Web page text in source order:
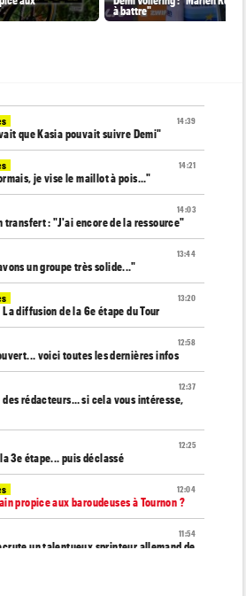
à battre"
14:39
que Kasia pouvait suivre Demi"
14:21
je vise le maillot à pois..."
14:03
transfert : "J'ai encore de la ressource"
13:44
un groupe très solide..."
13:20
diffusion de la 6e étape du Tour
12:58
voici toutes les dernières infos
12:37
rédacteurs… si cela vous intéresse,
12:25
3e étape... puis déclassé
12:04
propice aux baroudeuses à Tournon ?
11:54
un talentueux sprinteur allemand de